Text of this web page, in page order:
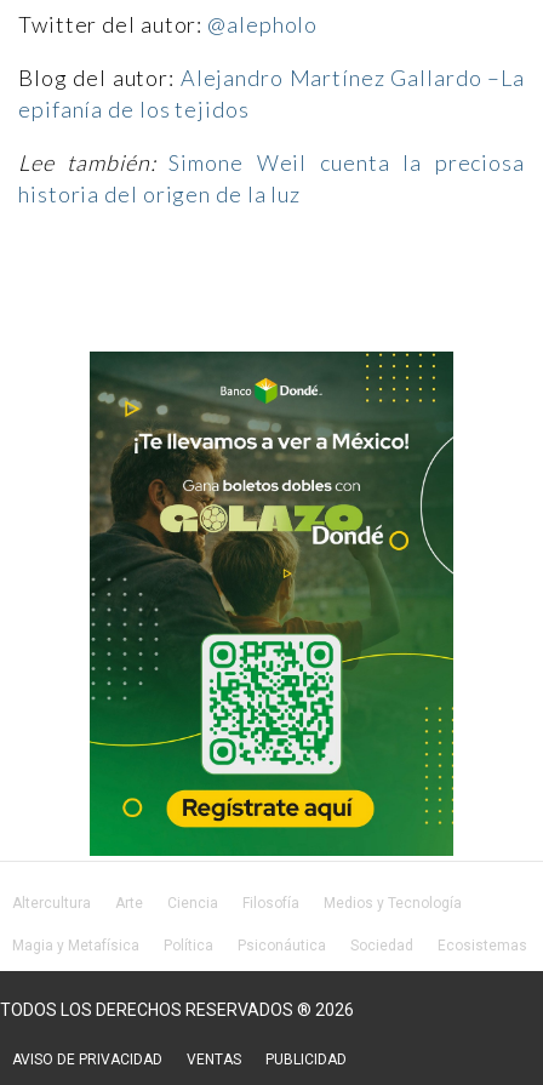
Twitter del autor: @alepholo
Blog del autor: Alejandro Martínez Gallardo –La
epifanía de los tejidos
Lee también: Simone Weil cuenta la preciosa
historia del origen de la luz
Altercultura Arte Ciencia Filosofía Medios y Tecnología
Magia y Metafísica Política Psiconáutica Sociedad Ecosistemas
TODOS LOS DERECHOS RESERVADOS ® 2026
AVISO DE PRIVACIDAD VENTAS PUBLICIDAD